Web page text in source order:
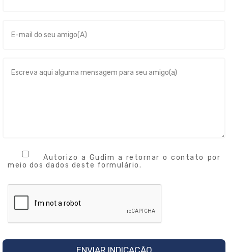
Autorizo a Gudim a retornar o contato por
meio dos dados deste formulário.